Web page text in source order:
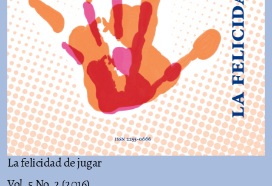
La felicidad de jugar